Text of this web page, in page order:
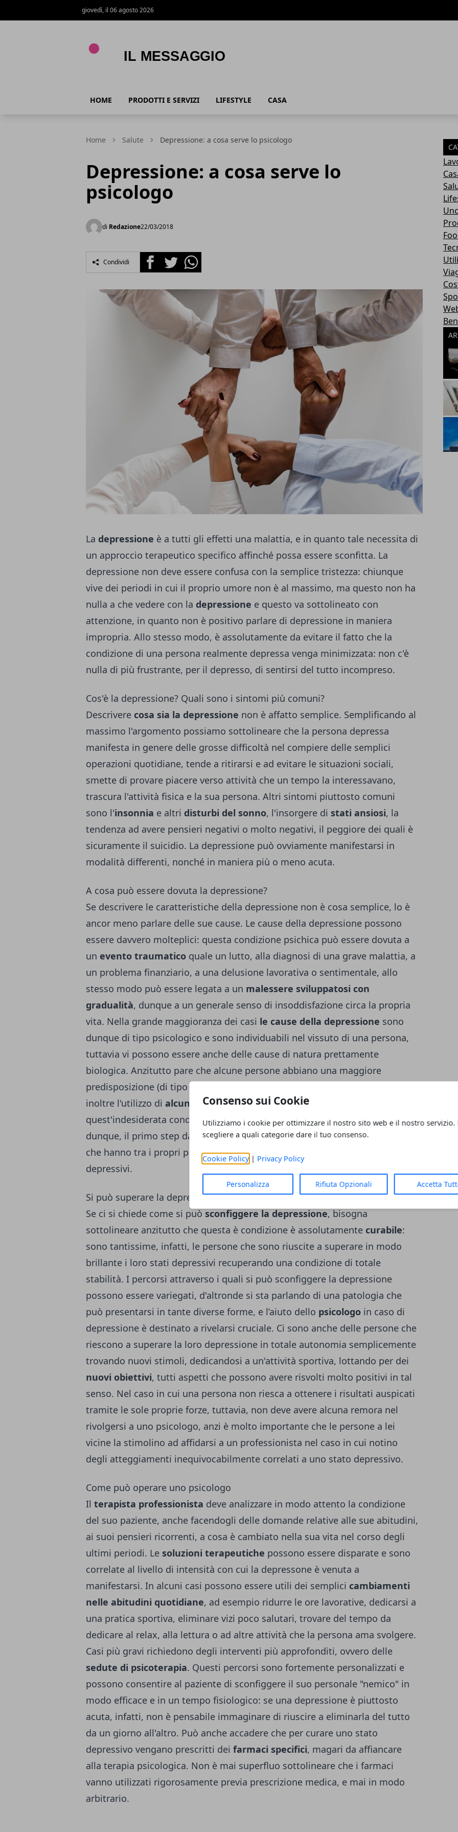
Consenso sui Cookie
Utilizziamo i cookie per ottimizzare il nostro sito web e il nostro servizio.
scegliere a quali categorie dare il tuo consenso.
Cookie Policy| Privacy Policy
Personalizza Rifiuta Opzionali Accetta
giovedì, il 06 agosto 2026
HOME PRODOTTI E SERVIZI LIFESTYLE CASA
Home Salute Depressione: a cosa serve lo psicologo
Depressione: a cosa serve lo
psicologo
di Redazione22/03/2018
Condividi FacebookTwitterWhatsapp
La depressione è a tutti gli effetti una malattia, e in quanto tale necessita di
un approccio terapeutico specifico affinché possa essere sconfitta. La
depressione non deve essere confusa con la semplice tristezza: chiunque
vive dei periodi in cui il proprio umore non è al massimo, ma questo non ha
nulla a che vedere con la depressione e questo va sottolineato con
attenzione, in quanto non è positivo parlare di depressione in maniera
impropria. Allo stesso modo, è assolutamente da evitare il fatto che la
condizione di una persona realmente depressa venga minimizzata: non c'è
nulla di più frustrante, per il depresso, di sentirsi del tutto incompreso.
Cos'è la depressione? Quali sono i sintomi più comuni?
Descrivere cosa sia la depressione non è affatto semplice. Semplificando al
massimo l'argomento possiamo sottolineare che la persona depressa
manifesta in genere delle grosse difficoltà nel compiere delle semplici
operazioni quotidiane, tende a ritirarsi e ad evitare le situazioni sociali,
smette di provare piacere verso attività che un tempo la interessavano,
trascura l'attività fisica e la sua persona. Altri sintomi piuttosto comuni
sono l'insonnia e altri disturbi del sonno, l'insorgere di stati ansiosi, la
tendenza ad avere pensieri negativi o molto negativi, il peggiore dei quali è
sicuramente il suicidio. La depressione può ovviamente manifestarsi in
modalità differenti, nonché in maniera più o meno acuta.
A cosa può essere dovuta la depressione?
Se descrivere le caratteristiche della depressione non è cosa semplice, lo è
ancor meno parlare delle sue cause. Le cause della depressione possono
essere davvero molteplici: questa condizione psichica può essere dovuta a
un evento traumatico quale un lutto, alla diagnosi di una grave malattia, a
un problema finanziario, a una delusione lavorativa o sentimentale, allo
stesso modo può essere legata a un malessere sviluppatosi con
gradualità, dunque a un generale senso di insoddisfazione circa la propria
vita. Nella grande maggioranza dei casi le cause della depressione sono
dunque di tipo psicologico e sono individuabili nel vissuto di una persona,
tuttavia vi possono essere anche delle cause di natura prettamente
biologica. Anzitutto pare che alcune persone abbiano una maggiore
predisposizione (di tipo genetico) ad essere interessate dalla depressione,
inoltre l'utilizzo di alcuni farmacipotrebbe favorire lo svilupparsi di
quest'indesiderata condizione. Nel caso in cui una persona sia depressa,
dunque, il primo step da rispettare è quello di verificare se fa uso di farmaci
che hanno tra i propri possibili effetti collaterali l'insorgere di stati
depressivi.
Si può superare la depressone autonomamente?
Se ci si chiede come si può sconfiggere la depressione, bisogna
sottolineare anzitutto che questa è condizione è assolutamente curabile:
sono tantissime, infatti, le persone che sono riuscite a superare in modo
brillante i loro stati depressivi recuperando una condizione di totale
stabilità. I percorsi attraverso i quali si può sconfiggere la depressione
possono essere variegati, d'altronde si sta parlando di una patologia che
può presentarsi in tante diverse forme, e l’aiuto dello psicologo in caso di
depressione è destinato a rivelarsi cruciale. Ci sono anche delle persone che
riescono a superare la loro depressione in totale autonomia semplicemente
trovando nuovi stimoli, dedicandosi a un'attività sportiva, lottando per dei
nuovi obiettivi, tutti aspetti che possono avere risvolti molto positivi in tal
senso. Nel caso in cui una persona non riesca a ottenere i risultati auspicati
tramite le sole proprie forze, tuttavia, non deve avere alcuna remora nel
rivolgersi a uno psicologo, anzi è molto importante che le persone a lei
vicine la stimolino ad affidarsi a un professionista nel caso in cui notino
degli atteggiamenti inequivocabilmente correlati a uno stato depressivo.
Come può operare uno psicologo
Il terapista professionista deve analizzare in modo attento la condizione
del suo paziente, anche facendogli delle domande relative alle sue abitudini,
ai suoi pensieri ricorrenti, a cosa è cambiato nella sua vita nel corso degli
ultimi periodi. Le soluzioni terapeutiche possono essere disparate e sono
correlate al livello di intensità con cui la depressone è venuta a
manifestarsi. In alcuni casi possono essere utili dei semplici cambiamenti
nelle abitudini quotidiane, ad esempio ridurre le ore lavorative, dedicarsi a
una pratica sportiva, eliminare vizi poco salutari, trovare del tempo da
dedicare al relax, alla lettura o ad altre attività che la persona ama svolgere.
Casi più gravi richiedono degli interventi più approfonditi, ovvero delle
sedute di psicoterapia. Questi percorsi sono fortemente personalizzati e
possono consentire al paziente di sconfiggere il suo personale "nemico" in
modo efficace e in un tempo fisiologico: se una depressione è piuttosto
acuta, infatti, non è pensabile immaginare di riuscire a eliminarla del tutto
da un giorno all'altro. Può anche accadere che per curare uno stato
depressivo vengano prescritti dei farmaci specifici, magari da affiancare
alla terapia psicologica. Non è mai superfluo sottolineare che i farmaci
vanno utilizzati rigorosamente previa prescrizione medica, e mai in modo
arbitrario.